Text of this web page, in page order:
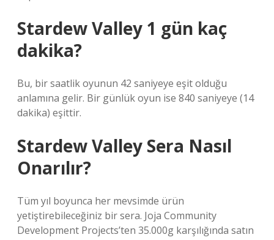
Stardew Valley 1 gün kaç
dakika?
Bu, bir saatlik oyunun 42 saniyeye eşit olduğu
anlamına gelir. Bir günlük oyun ise 840 saniyeye (14
dakika) eşittir.
Stardew Valley Sera Nasıl
Onarılır?
Tüm yıl boyunca her mevsimde ürün
yetiştirebileceğiniz bir sera. Joja Community
Development Projects’ten 35.000g karşılığında satın